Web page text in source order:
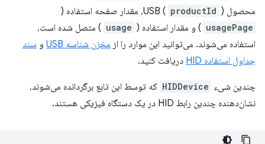
محصول USB (
productId )، مقدار صفحه استفاده (
usagePage ) و مقدار استفاده ( usage ) متصل شده است،
استفاده می‌شوند. می‌توانید این موارد را از مخزن شناسه USB و سند
جداول استفاده HID
دریافت کنید.
چندین شیء HIDDevice که توسط این تابع برگردانده می‌شوند،
نشان‌دهنده چندین رابط HID در یک دستگاه فیزیکی هستند.